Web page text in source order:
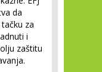
da
za
i
zaštitu